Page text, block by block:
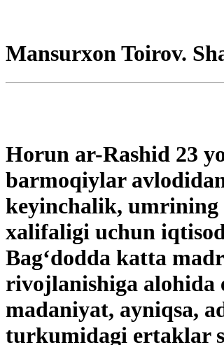
Mansurxon Toirov.
Horun ar-Rashid 23
barmoqiylar
keyinchalik,
xalifaligi uchun
Bag‘dodda katta
rivojlanishiga alohida
madaniyat, ayniqsa,
turkumidagi ertaklar